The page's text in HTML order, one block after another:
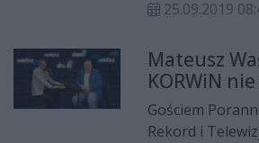
listy jest doktor
władzę w ręce
wnioskują
legalizację
25.09.2019
Mateusz
KORWiN
jak 4%
Gościem
Rekord i